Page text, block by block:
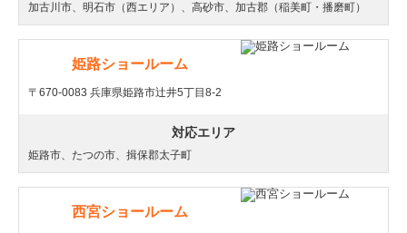
加古川市、明石市（西エリア）、高砂市、加古郡（稲美町・播磨町）
姫路ショールーム
〒670-0083 兵庫県姫路市辻井5丁目8-2
対応エリア
姫路市、たつの市、揖保郡太子町
西宮ショールーム